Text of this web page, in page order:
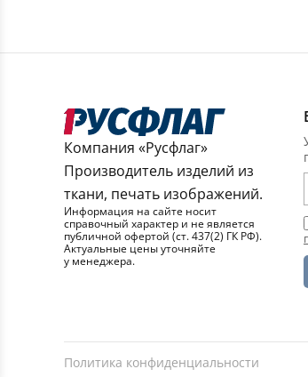
Компания «Русфлаг»
Производитель изделий из
ткани, печать изображений.
Информация на сайте носит
справочный характер и не является
публичной офертой (ст. 437(2) ГК РФ).
Актуальные цены уточняйте
у менеджера.
Политика конфиденциальности